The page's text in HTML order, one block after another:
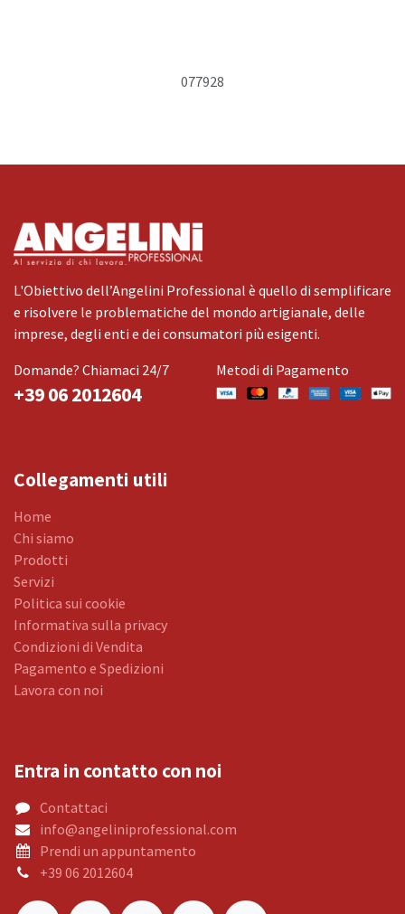
077928
L'Obiettivo dell’Angelini Professional è quello di semplificare
e risolvere le problematiche del mondo artigianale, delle
imprese, degli enti e dei consumatori più esigenti.
Domande? Chiamaci 24/7
+39 06 2012604
Metodi di Pagamento
Collegamenti utili
Home
Chi siamo
Prodotti
Servizi
Politica sui cookie
Informativa sulla privacy
Condizioni di Vendita
Pagamento e Spedizioni
Lavora con noi
Entra in contatto con noi
Contattaci
info@angeliniprofessional.com
Prendi un appuntamento
+39 06 2012604